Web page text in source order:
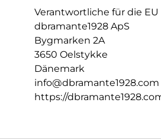
Verantwortliche für die EU
dbramante1928 ApS
Bygmarken 2A
3650 Oelstykke
Dänemark
info@dbramante1928.com
https://